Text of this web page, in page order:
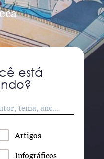
está
Artigos
Infográficos